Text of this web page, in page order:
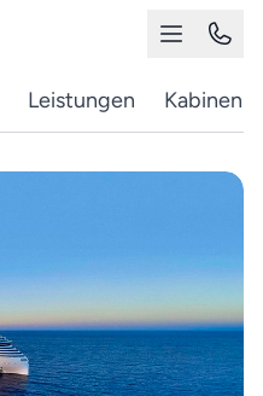
Leistungen Kabinen